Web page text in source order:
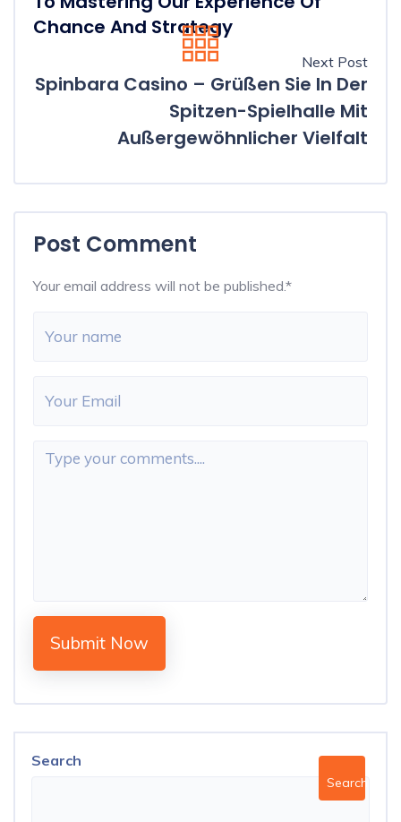
Chance And Strategy
Next Post
Spinbara Casino – Grüßen Sie In Der
Spitzen-Spielhalle Mit
Außergewöhnlicher Vielfalt
Post Comment
Your email address will not be published.*
Submit Now
Search
Search